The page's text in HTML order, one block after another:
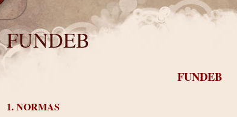
FUNDEB
FUNDEB
1. NORMAS